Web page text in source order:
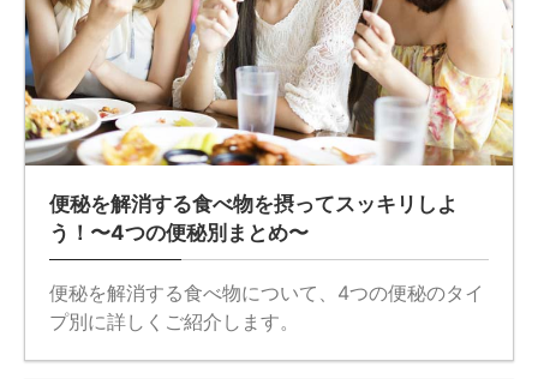
便秘を解消する食べ物を摂ってスッキリしよ
う！〜4つの便秘別まとめ〜
便秘を解消する食べ物について、4つの便秘のタイ
プ別に詳しくご紹介します。